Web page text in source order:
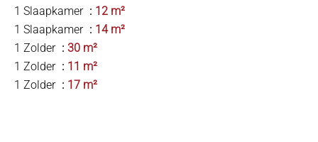
1 Slaapkamer
12 m²
1 Slaapkamer
14 m²
1 Zolder
30 m²
1 Zolder
11 m²
1 Zolder
17 m²